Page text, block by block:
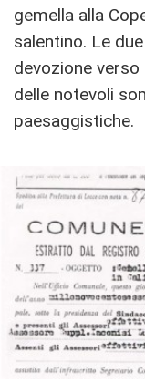
gemella alla
salentino. Le
devozione
delle notevoli
paesaggistiche.